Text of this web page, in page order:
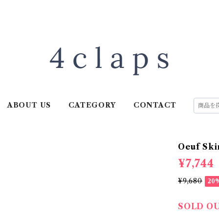
ABOUT US CATEGORY CONTACT
Oeuf
¥7,744
¥9,680
SOLD